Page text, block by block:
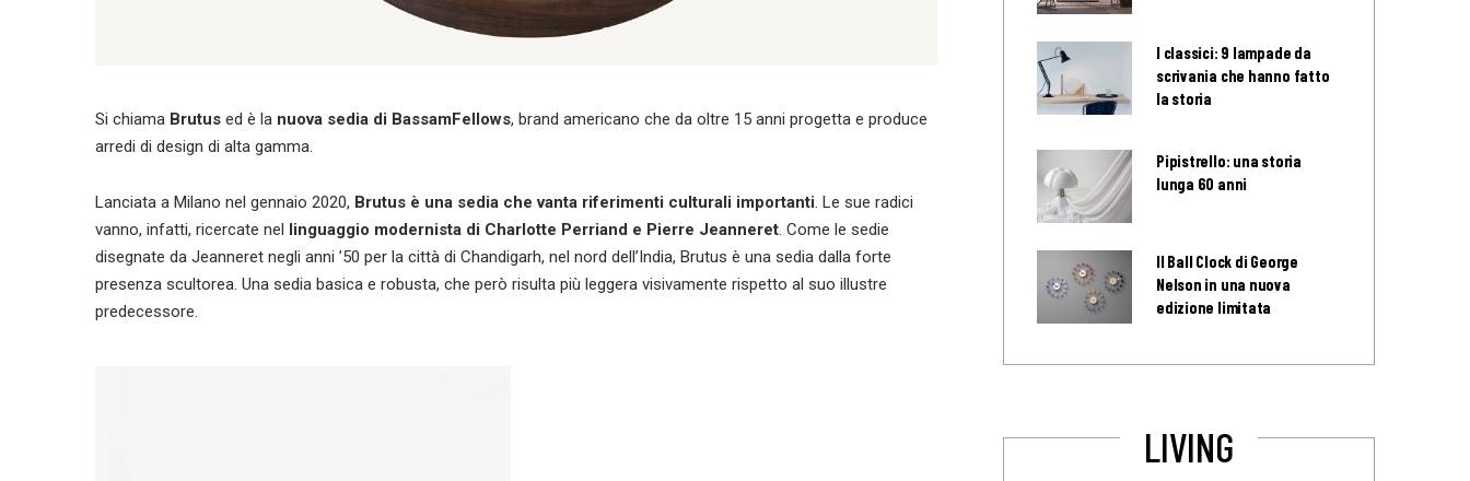
Si chiama Brutus ed è la nuova sedia di BassamFellows, brand americano che da oltre 15 anni progetta e produce
arredi di design di alta gamma.
Lanciata a Milano nel gennaio 2020, Brutus è una sedia che vanta riferimenti culturali importanti. Le sue radici
vanno, infatti, ricercate nel linguaggio modernista di Charlotte Perriand e Pierre Jeanneret. Come le sedie
disegnate da Jeanneret negli anni ’50 per la città di Chandigarh, nel nord dell’India, Brutus è una sedia dalla forte
presenza scultorea. Una sedia basica e robusta, che però risulta più leggera visivamente rispetto al suo illustre
predecessore.
I classici: 9 lampade da
scrivania che hanno fatto
la storia
Pipistrello: una storia
lunga 60 anni
Il Ball Clock di George
Nelson in una nuova
edizione limitata
LIVING